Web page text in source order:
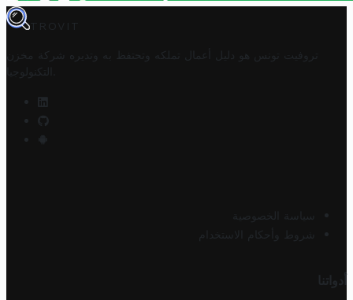
TROVIT
تروفيت تونس هو دليل أعمال تملكه وتحتفظ به وتديره
شركة مخزن
التكنولوجيا
سياسة الخصوصية
شروط وأحكام الاستخدام
أدواتنا